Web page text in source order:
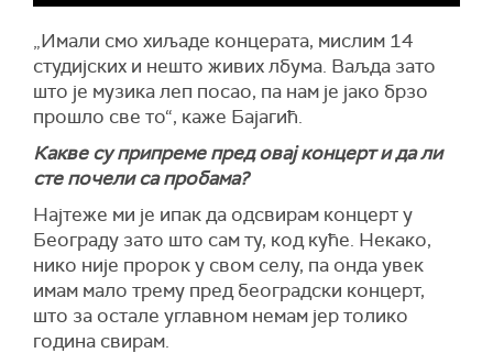
„Имали смо хиљаде концерата, мислим 14
студијских и нешто живих лбума. Ваљда зато
што је музика леп посао, па нам је јако брзо
прошло све то“, каже Бајагић.
Какве су припреме пред овај концерт и да ли
сте почели са пробама?
Најтеже ми је ипак да одсвирам концерт у
Београду зато што сам ту, код куће. Некако,
нико није пророк у свом селу, па онда увек
имам мало трему пред београдски концерт,
што за остале углавном немам јер толико
година свирам.